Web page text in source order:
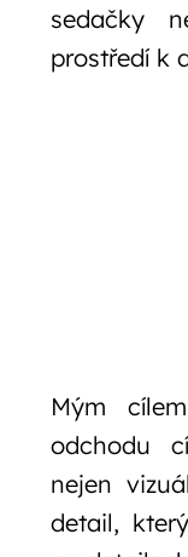
sedačky
prostředí k
Mým
odchodu
nejen
detail,